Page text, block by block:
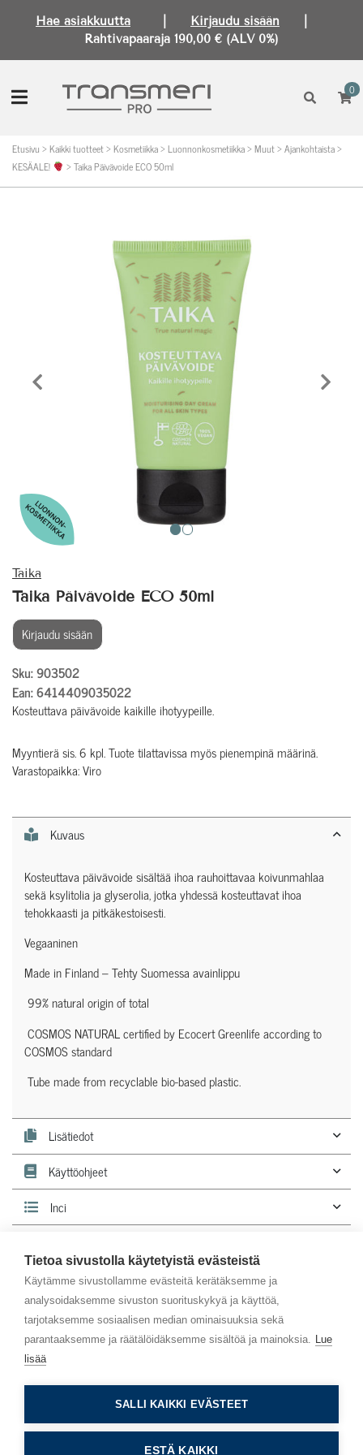
Tietoa sivustolla käytetyistä evästeistä
Käytämme sivustollamme evästeitä kerätäksemme ja
analysoidaksemme sivuston suorituskykyä ja käyttöä,
tarjotaksemme sosiaalisen median ominaisuuksia sekä
parantaaksemme ja räätälöidäksemme sisältöä ja mainoksia. Lue
lisää
SALLI KAIKKI EVÄSTEET
ESTÄ KAIKKI
Hae asiakkuutta Kirjaudu sisään
Rahtivapaaraja 190,00 € (ALV 0%)
0
Etusivu >Kaikki tuotteet>Kosmetiikka>Luonnonkosmetiikka>Muut>Ajankohtaista>
KESÄALE!
>Taika Päivävoide ECO 50ml
Edellinen tuote
Taika
Taika Päivävoide ECO 50ml
Kirjaudu sisään
Sku: 903502
Ean: 6414409035022
Kosteuttava päivävoide kaikille ihotyypeille.
Myyntierä sis. 6 kpl. Tuote tilattavissa myös pienempinä määrinä.
Varastopaikka: Viro
Kuvaus
Kosteuttava päivävoide sisältää ihoa rauhoittavaa koivunmahlaa
sekä ksylitolia ja glyserolia, jotka yhdessä kosteuttavat ihoa
tehokkaasti ja pitkäkestoisesti.
Vegaaninen
Made in Finland – Tehty Suomessa avainlippu
99% natural origin of total
COSMOS NATURAL certified by Ecocert Greenlife according to
COSMOS standard
Tube made from recyclable bio-based plastic.
Lisätiedot
Käyttöohjeet
Inci
Lehdestätunnistat luonnonkosmetiikkatuotteen.